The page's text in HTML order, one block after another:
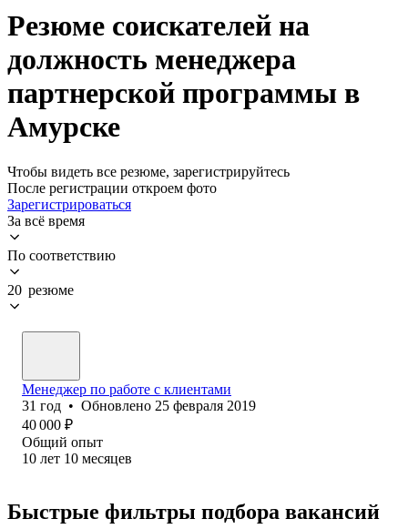
Резюме соискателей на
должность менеджера
партнерской программы в
Амурске
Чтобы видеть все резюме, зарегистрируйтесь
После регистрации откроем фото
Зарегистрироваться
За всё время
По соответствию
20 резюме
Менеджер по работе с клиентами
31 год • Обновлено 25 февраля 2019
40 000 ₽
Общий опыт
10 лет 10 месяцев
Быстрые фильтры подбора вакансий